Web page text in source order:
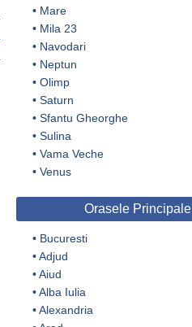
• Mare
• Mila 23
• Navodari
• Neptun
• Olimp
• Saturn
• Sfantu Gheorghe
• Sulina
• Vama Veche
• Venus
Orasele Principale
• Bucuresti
•Adjud
•Aiud
•Alba Iulia
•Alexandria